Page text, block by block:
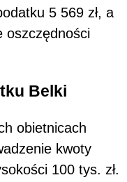
5 569 zł, a
oszczędności
Belki
obietnicach
kwoty
100 tys. zł.